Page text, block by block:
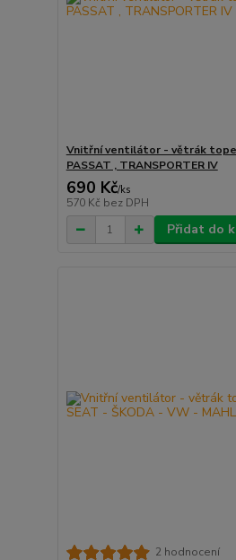
Vnitřní ventilátor - větrák
PASSAT , TRANSPORTER IV
690 Kč/ks
570 Kč bez DPH
Přidat do
2 hodnocení